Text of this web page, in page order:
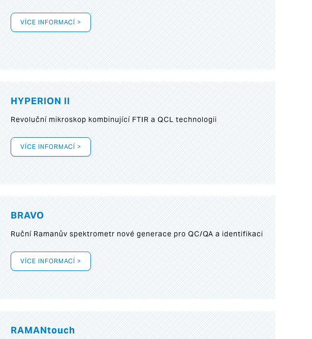
VÍCE INFORMACÍ >
HYPERION II
Revoluční mikroskop kombinující FTIR a QCL technologii
VÍCE INFORMACÍ >
BRAVO
Ruční Ramanův spektrometr nové generace pro QC/QA a identifikaci
VÍCE INFORMACÍ >
RAMANtouch